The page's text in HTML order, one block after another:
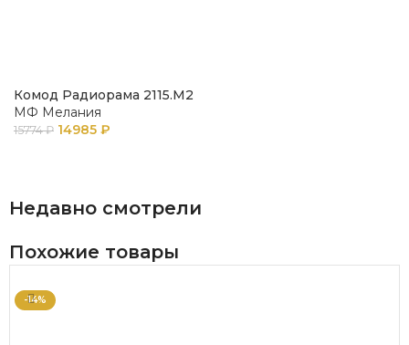
Комод Радиорама 2115.М2
МФ Мелания
15774₽ 14985 ₽
Недавно смотрели
Похожие товары
-14%